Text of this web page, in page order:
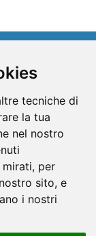
tecniche di
la tua
nel nostro
per
sito, e
i nostri
TV
DIRETTA RADIO
- Powered by